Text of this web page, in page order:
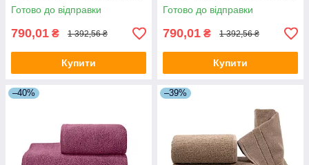
Готово до відправки
790,01 ₴ 1 392,56 ₴
Купити
Готово до відправки
790,01 ₴ 1 392,56 ₴
Купити
–40% –39%